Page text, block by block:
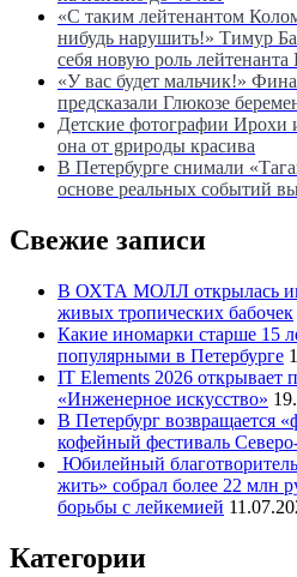
«С таким лейтенантом
нибудь нарушить!» Тимур
себя новую роль
«У вас будет мальчик!»
предсказали Глюкозе
Детские фотографии Ирохи
она от gрироды красива
В Петербурге снимали
основе реальных событий
Свежие записи
В ОХТА МОЛЛ открылась
живых тропических бабочек
Какие иномарки старше 15
популярными в Петербурге
IT Elements 2026 открывает
«Инженерное искусство»
В Петербург возвращается
кофейный фестиваль
Юбилейный
жить» собрал более 22 млн
борьбы с лейкемией
Категории